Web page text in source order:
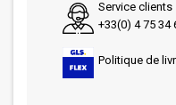
Service clients
+33(0) 4 75 34
Politique de